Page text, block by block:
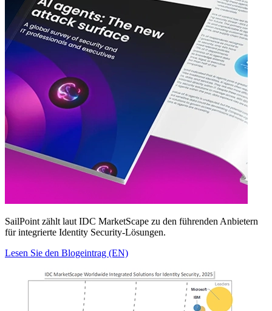
SailPoint zählt laut IDC MarketScape zu den führenden Anbietern
für integrierte Identity Security‑Lösungen.
Lesen Sie den Blogeintrag (EN)